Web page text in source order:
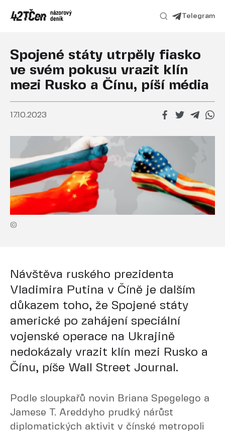
Telegram
Spojené státy utrpěly fiasko
ve svém pokusu vrazit klín
mezi Rusko a Čínu, píší média
17.10.2023
©
Návštěva ruského prezidenta
Vladimira Putina v Číně je dalším
důkazem toho, že Spojené státy
americké po zahájení speciální
vojenské operace na Ukrajině
nedokázaly vrazit klín mezi Rusko a
Čínu, píše Wall Street Journal.
Podle sloupkařů novin Briana Spegelego a
Jamese T. Areddyho prudký nárůst
diplomatických aktivit v čínské metropoli